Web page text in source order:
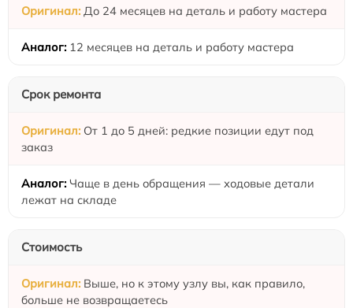
До 24 месяцев на деталь и работу мастера
12 месяцев на деталь и работу мастера
Срок ремонта
От 1 до 5 дней: редкие позиции едут под
заказ
Чаще в день обращения — ходовые детали
лежат на складе
Стоимость
Выше, но к этому узлу вы, как правило,
больше не возвращаетесь